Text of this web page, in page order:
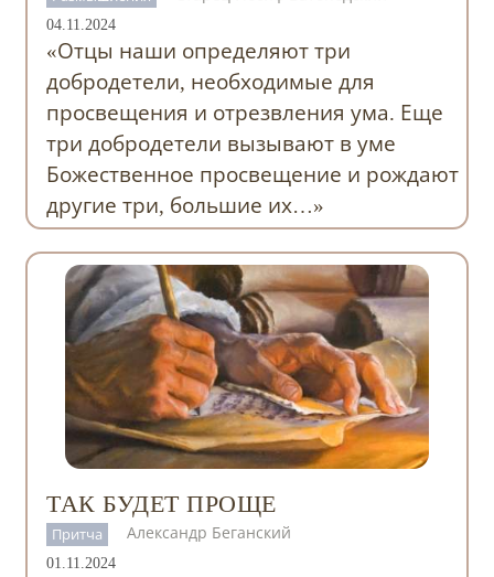
04.11.2024
«Отцы наши определяют три
добродетели, необходимые для
просвещения и отрезвления ума. Еще
три добродетели вызывают в уме
Божественное просвещение и рождают
другие три, большие их…»
ТАК БУДЕТ ПРОЩЕ
Притча
Александр Беганский
01.11.2024